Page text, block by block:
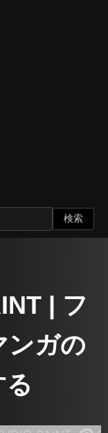
| フ
ンガの